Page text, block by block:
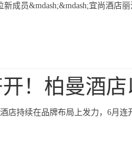
成员&mdash;&mdash;宜尚酒店
！柏曼酒
店持续在品牌布局上发力，6月